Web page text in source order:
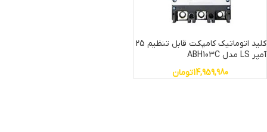
کلید اتوماتیک کامپکت قابل تنظیم 25
آمپر LS مدل ABH103C
14,959,980تومان